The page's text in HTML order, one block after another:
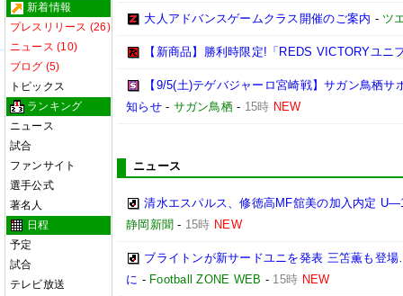
新着情報
プレスリリース (26)
ニュース (10)
ブログ (5)
トピックス
ランキング
ニュース
試合
ファンサイト
選手公式
著名人
日程
予定
試合
テレビ放送
大人アドバンスゲームクラス開催のご案内 - ツ
【新商品】勝利時限定!「REDS VICTORYユニ
【9/5(土)テゲバジャーロ宮崎戦】サガン鳥栖
知らせ- サガン鳥栖- 15時 NEW
ニュース
清水エスパルス、修徳高MF舘美の加入内定
静岡新聞 - 15時 NEW
ブライトンが新サードユニを発表 三笘薫も登
に - Football ZONE WEB - 15時 NEW